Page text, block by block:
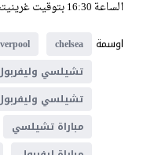
الساعة 16:30 بتوقيت غرينيتش، حصرياً على موقع يلا شوت فيديو.
اوسمة
chelsea
تشيلسي
تشيلسي
مباراة تشيلسي